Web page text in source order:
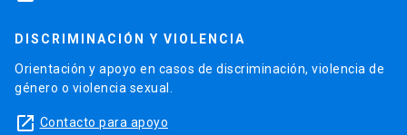
DISCRIMINACIÓN Y VIOLENCIA
Orientación y apoyo en casos de discriminación, violencia de
género o violencia sexual.
launch Contacto para apoyo